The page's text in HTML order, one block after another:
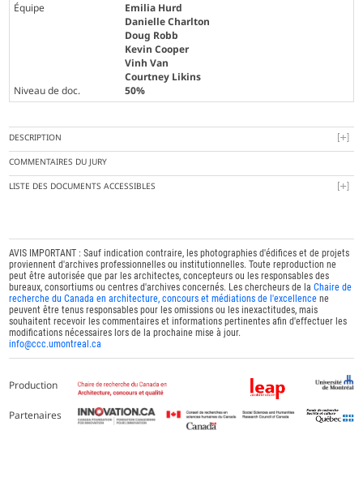
Équipe
Emilia Hurd
Danielle Charlton
Doug Robb
Kevin Cooper
Vinh Van
Courtney Likins
Niveau de doc.
50%
DESCRIPTION
COMMENTAIRES DU JURY
LISTE DES DOCUMENTS ACCESSIBLES
AVIS IMPORTANT : Sauf indication contraire, les photographies d'édifices et de projets
proviennent d'archives professionnelles ou institutionnelles. Toute reproduction ne
peut être autorisée que par les architectes, concepteurs ou les responsables des
bureaux, consortiums ou centres d'archives concernés. Les chercheurs de laChaire de
recherche du Canada en architecture, concours et médiations de l'excellence ne
peuvent être tenus responsables pour les omissions ou les inexactitudes, mais
souhaitent recevoir les commentaires et informations pertinentes afin d'effectuer les
modifications nécessaires lors de la prochaine mise à jour.
info@ccc.umontreal.ca
Production
Partenaires